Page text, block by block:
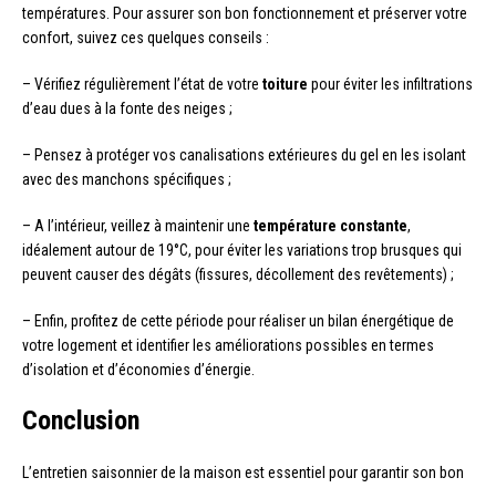
températures. Pour assurer son bon fonctionnement et préserver votre
confort, suivez ces quelques conseils :
– Vérifiez régulièrement l’état de votre toiture pour éviter les infiltrations
d’eau dues à la fonte des neiges ;
– Pensez à protéger vos canalisations extérieures du gel en les isolant
avec des manchons spécifiques ;
– A l’intérieur, veillez à maintenir une température constante,
idéalement autour de 19°C, pour éviter les variations trop brusques qui
peuvent causer des dégâts (fissures, décollement des revêtements) ;
– Enfin, profitez de cette période pour réaliser un bilan énergétique de
votre logement et identifier les améliorations possibles en termes
d’isolation et d’économies d’énergie.
Conclusion
L’entretien saisonnier de la maison est essentiel pour garantir son bon